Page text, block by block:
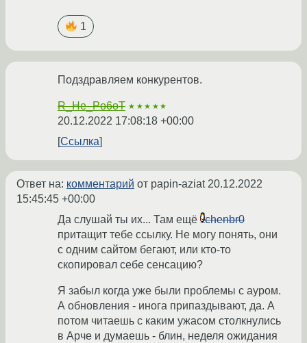
1
Подздравляем конкурентов.
R_He_Po6oT ★★★★★
20.12.2022 17:08:18 +00:00
Ссылка
Ответ на: комментарий от papin-aziat 20.12.2022
15:45:45 +00:00
Да слушай ты их... Там ещё
chenbr0
притащит тебе ссылку. Не могу понять, они
с одним сайтом бегают, или кто-то
скопировал себе сенсацию?
Я забыл когда уже были проблемы с ауром.
А обновления - инога припаздывают, да. А
потом читаешь с каким ужасом столкнулись
в Арче и думаешь - блин, неделя ожидания